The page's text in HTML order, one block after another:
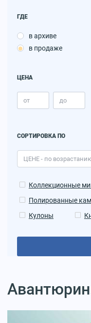
ГДЕ
в архиве
в продаже
ЦЕНА
СОРТИРОВКА ПО
Коллекционные
Полированные
Кулоны